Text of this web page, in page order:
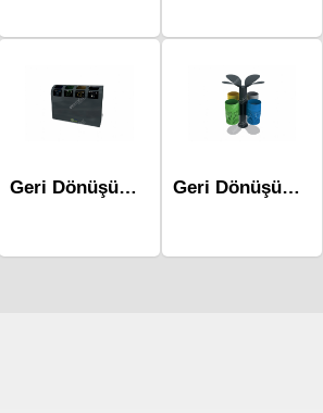
Geri Dönüşüm Atık Üniteleri Mak-643b-Dörtlü Poşetli Geri Dönüşüm Atık Üniteleri Mak-651